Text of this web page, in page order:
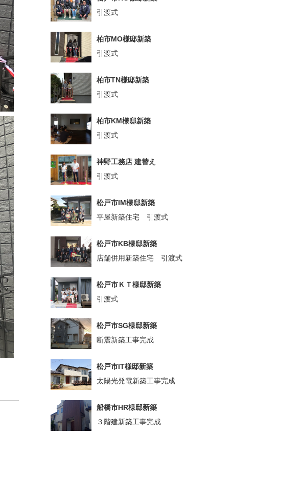
引渡式
柏市MO様邸新築
引渡式
柏市TN様邸新築
引渡式
柏市KM様邸新築
引渡式
神野工務店 建替え
引渡式
松戸市IM様邸新築
平屋新築住宅 引渡式
松戸市KB様邸新築
店舗併用新築住宅 引渡式
松戸市ＫＴ様邸新築
引渡式
松戸市SG様邸新築
断震新築工事完成
松戸市IT様邸新築
太陽光発電新築工事完成
船橋市HR様邸新築
３階建新築工事完成